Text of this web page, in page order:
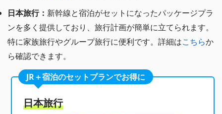
日本旅行： 新幹線と宿泊がセットになったパッケージプラ
ンを多く提供しており、旅行計画が簡単に立てられます。
特に家族旅行やグループ旅行に便利です。詳細はこちらか
ら確認できます。
JR＋宿泊のセットプランでお得に
日本旅行